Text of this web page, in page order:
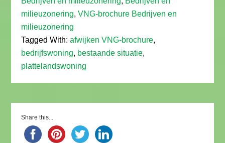
milieuzonering,VNG-brochure Bedrijven en
milieuzonering
Tagged With:afwijken VNG-brochure,
bedrijfswoning, bestaande situatie,
plattelandswoning
Share this...